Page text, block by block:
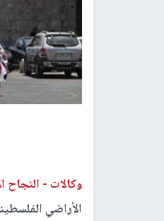
وكالات - النجاح
الأراضي